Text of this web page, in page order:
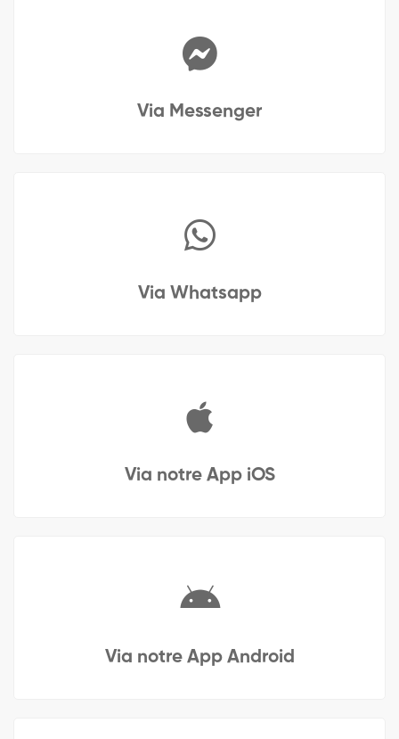
Via Messenger
Via Whatsapp
Via notre App iOS
Via notre App Android